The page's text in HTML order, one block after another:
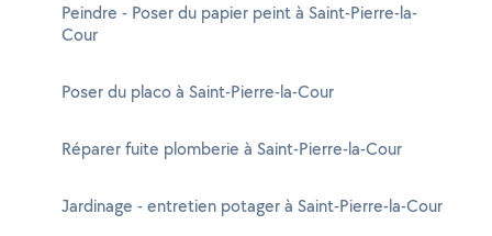
Peindre - Poser du papier peint à Saint-Pierre-la-
Cour
Poser du placo à Saint-Pierre-la-Cour
Réparer fuite plomberie à Saint-Pierre-la-Cour
Jardinage - entretien potager à Saint-Pierre-la-Cour